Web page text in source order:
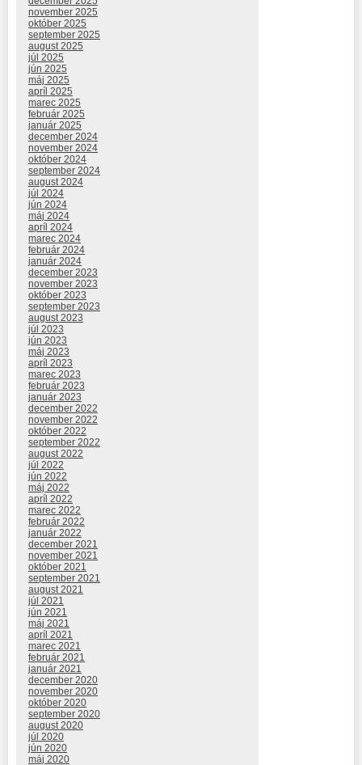
november 2025
október 2025
september 2025
august 2025
júl 2025
jún 2025
máj 2025
apríl 2025
marec 2025
február 2025
január 2025
december 2024
november 2024
október 2024
september 2024
august 2024
júl 2024
jún 2024
máj 2024
apríl 2024
marec 2024
február 2024
január 2024
december 2023
november 2023
október 2023
september 2023
august 2023
júl 2023
jún 2023
máj 2023
apríl 2023
marec 2023
február 2023
január 2023
december 2022
november 2022
október 2022
september 2022
august 2022
júl 2022
jún 2022
máj 2022
apríl 2022
marec 2022
február 2022
január 2022
december 2021
november 2021
október 2021
september 2021
august 2021
júl 2021
jún 2021
máj 2021
apríl 2021
marec 2021
február 2021
január 2021
december 2020
november 2020
október 2020
september 2020
august 2020
júl 2020
jún 2020
máj 2020